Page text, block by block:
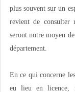
plus souvent sur un
revient de consulter
seront notre moyen
département.
En ce qui concerne
eu lieu en licence,